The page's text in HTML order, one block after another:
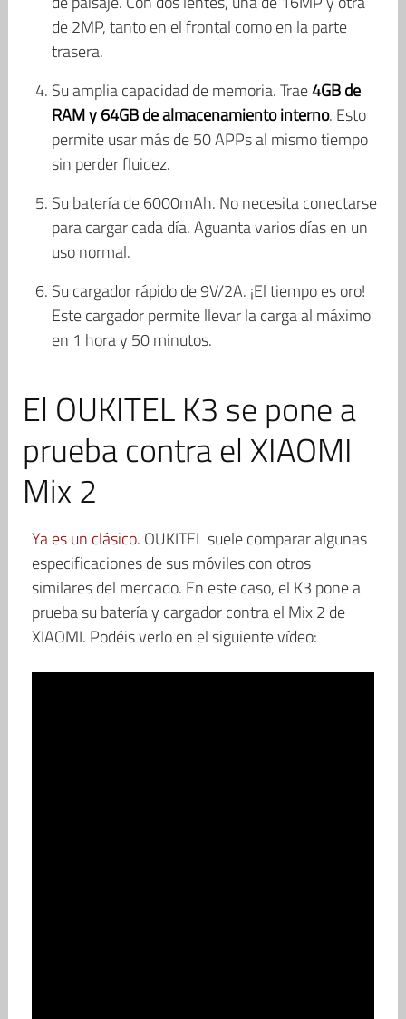
de 2MP, tanto en el frontal como en la parte
trasera.
Su amplia capacidad de memoria. Trae4GB de
RAM y 64GB de almacenamiento interno. Esto
permite usar más de 50 APPs al mismo tiempo
sin perder fluidez.
Su batería de 6000mAh. No necesita conectarse
para cargar cada día. Aguanta varios días en un
uso normal.
Su cargador rápido de 9V/2A. ¡El tiempo es oro!
Este cargador permite llevar la carga al máximo
en 1 hora y 50 minutos.
El OUKITEL K3 se pone a
prueba contra el XIAOMI
Mix 2
Ya es un clásico. OUKITEL suele comparar algunas
especificaciones de sus móviles con otros
similares del mercado. En este caso, el K3 pone a
prueba su batería y cargador contra el Mix 2 de
XIAOMI. Podéis verlo en el siguiente vídeo: